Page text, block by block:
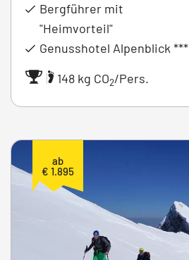
Bergführer mit
"Heimvorteil"
Genusshotel Alpenblick ***
|
148 kg CO2/Pers.
ab
€ 1.895